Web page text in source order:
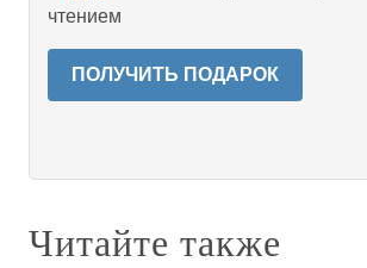
чтением
ПОЛУЧИТЬ ПОДАРОК
Читайте также